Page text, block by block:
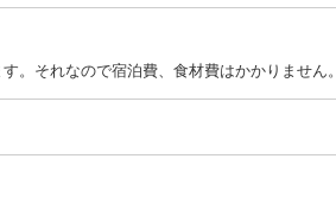
。それなので宿泊費、食材費はかかりません。